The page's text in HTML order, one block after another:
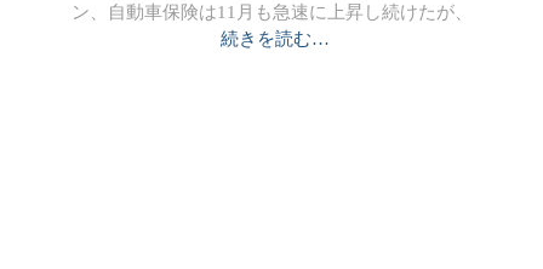
ン、自動車保険は11月も急速に上昇し続けたが、
続きを読む…